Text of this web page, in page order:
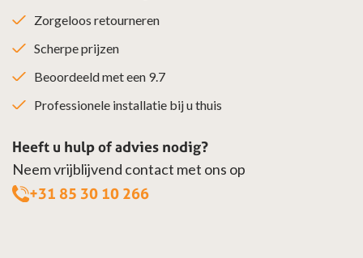
Zorgeloos retourneren
Scherpe prijzen
Beoordeeld met een 9.7
Professionele installatie bij u thuis
Heeft u hulp of advies nodig?
Neem vrijblijvend contact met ons op
+31 85 30 10 266